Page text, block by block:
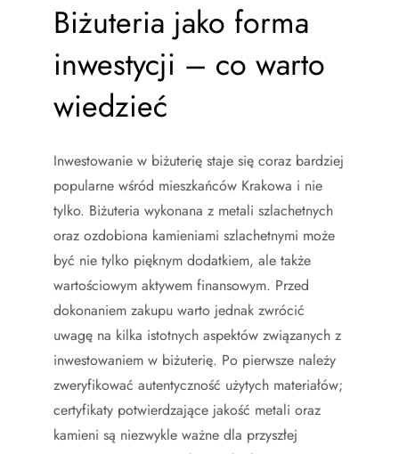
Biżuteria jako forma
inwestycji – co warto
wiedzieć
Inwestowanie w biżuterię staje się coraz bardziej
popularne wśród mieszkańców Krakowa i nie
tylko. Biżuteria wykonana z metali szlachetnych
oraz ozdobiona kamieniami szlachetnymi może
być nie tylko pięknym dodatkiem, ale także
wartościowym aktywem finansowym. Przed
dokonaniem zakupu warto jednak zwrócić
uwagę na kilka istotnych aspektów związanych z
inwestowaniem w biżuterię. Po pierwsze należy
zweryfikować autentyczność użytych materiałów;
certyfikaty potwierdzające jakość metali oraz
kamieni są niezwykle ważne dla przyszłej